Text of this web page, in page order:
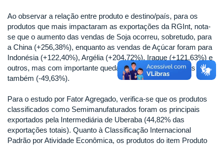
Ao observar a relação entre produto e destino/país, para os
produtos que mais impactaram as exportações da RGInt, nota-
se que o aumento das vendas de Soja ocorreu, sobretudo, para
a China (+256,38%), enquanto as vendas de Açúcar foram para
Indonésia (+122,40%), Argélia (+204,72%), Iraque (+121,63%) e
outros, mas com importante queda das compras chinesas
também (-49,63%).
Para o estudo por Fator Agregado, verifica-se que os produtos
classificados como Semimanufaturados foram os principais
exportados pela Intermediária de Uberaba (44,82% das
exportações totais). Quanto à Classificação Internacional
Padrão por Atividade Econômica, os produtos do item Produto